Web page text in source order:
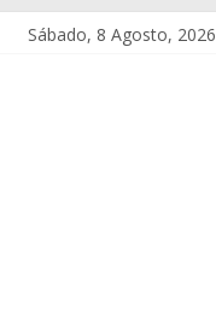
Sábado, 8 Agosto, 2026